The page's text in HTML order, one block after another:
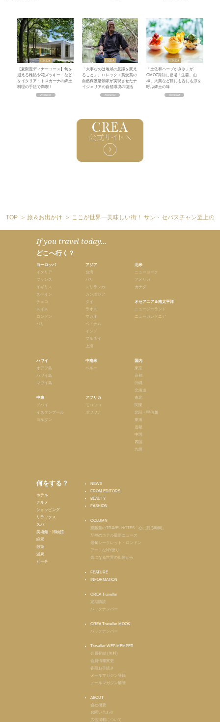
【夏限定ディナーコース】旬を
迎える稚鮎や花ズッキーニなど
をイタリア・トスカーナの郷土
料理の手法で満喫！
「大事なのは地域の意識を変え
ること」。ロレックス賞受賞の
自然保護活動家が実現させたナ
イジェリアの自然環境の復活
「土佐和ハーブかき氷」が
OMO7高知に登場！生姜、山
椒、大葉など目にも舌にも涼を
呼ぶ郷土の味
TOP 旅＆お出かけ ここが世界一美味しい街！ サン・セバスチャン至上の4
If you travel today...
どこへ行く？
ヨーロッパ
イタリア
フランス
イギリス
スペイン
チェコ
スイス
ロンドン
パリ
ハワイ
オアフ島
ハワイ島
マウイ島
中東
ドバイ
イスタンブール
ヨルダン
アジア
台湾
バリ
スリランカ
カンボジア
タイ
ラオス
マカオ
ベトナム
インド
ブルネイ
上海
中南米
ペルー
アフリカ
モロッコ
ボツワナ
北米
ニューヨーク
アメリカ
カナダ
オセアニア＆南太平洋
ニュージーランド
ニューカレドニア
国内
東京
京都
沖縄
北海道
東北
関東
北陸・甲信越
東海
近畿
中国
四国
九州
何をする？
ホテル
グルメ
ショッピング
リラックス
スパ
美術館・博物館
絶景
散策
温泉
ビーチ
NEWS
FROM EDITORS
BEAUTY
FASHION
COLUMN
齋藤薫のTRAVEL NOTES「心に残る時間」
至福のホテル最新ニュース
最旬シークレット・ロンドン
アートなNY便り
気になる世界の街角から
FEATURE
INFORMATION
CREA Traveller
定期購読
バックナンバー
CREA Traveller MOOK
バックナンバー
Traveller WEB MEMBER
会員登録 (無料)
会員情報変更
各種お手続き
メールマガジン登録
メールマガジン解除
ABOUT
会社概要
お問い合わせ
広告掲載について